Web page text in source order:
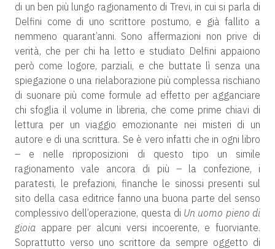
di un ben più lungo ragionamento di Trevi, in cui si parla di
Delfini come di uno scrittore postumo, e già fallito a
nemmeno quarant’anni. Sono affermazioni non prive di
verità, che per chi ha letto e studiato Delfini appaiono
però come logore, parziali, e che buttate lì senza una
spiegazione o una rielaborazione più complessa rischiano
di suonare più come formule ad effetto per agganciare
chi sfoglia il volume in libreria, che come prime chiavi di
lettura per un viaggio emozionante nei misteri di un
autore e di una scrittura. Se è vero infatti che in ogni libro
– e nelle riproposizioni di questo tipo un simile
ragionamento vale ancora di più – la confezione, i
paratesti, le prefazioni, finanche le sinossi presenti sul
sito della casa editrice fanno una buona parte del senso
complessivo dell’operazione, questa di Un uomo pieno di
gioia appare per alcuni versi incoerente, e fuorviante.
Soprattutto verso uno scrittore da sempre oggetto di